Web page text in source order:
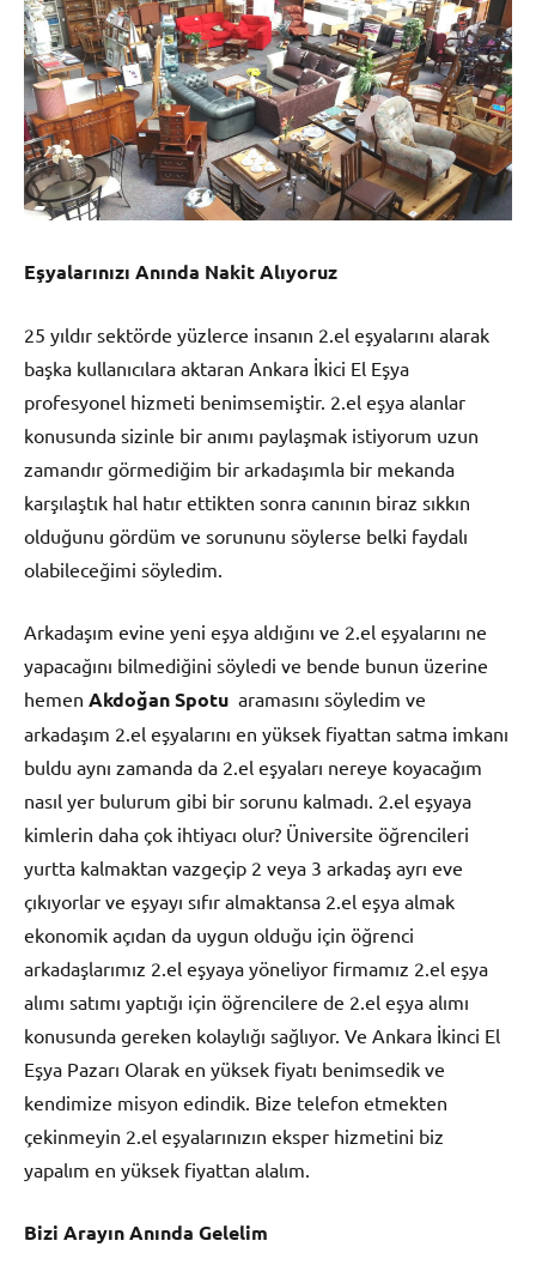
Eşyalarınızı Anında Nakit Alıyoruz
25 yıldır sektörde yüzlerce insanın 2.el eşyalarını alarak
başka kullanıcılara aktaran Ankara İkici El Eşya
profesyonel hizmeti benimsemiştir. 2.el eşya alanlar
konusunda sizinle bir anımı paylaşmak istiyorum uzun
zamandır görmediğim bir arkadaşımla bir mekanda
karşılaştık hal hatır ettikten sonra canının biraz sıkkın
olduğunu gördüm ve sorununu söylerse belki faydalı
olabileceğimi söyledim.
Arkadaşım evine yeni eşya aldığını ve 2.el eşyalarını ne
yapacağını bilmediğini söyledi ve bende bunun üzerine
hemen Akdoğan Spotu aramasını söyledim ve
arkadaşım 2.el eşyalarını en yüksek fiyattan satma imkanı
buldu aynı zamanda da 2.el eşyaları nereye koyacağım
nasıl yer bulurum gibi bir sorunu kalmadı. 2.el eşyaya
kimlerin daha çok ihtiyacı olur? Üniversite öğrencileri
yurtta kalmaktan vazgeçip 2 veya 3 arkadaş ayrı eve
çıkıyorlar ve eşyayı sıfır almaktansa 2.el eşya almak
ekonomik açıdan da uygun olduğu için öğrenci
arkadaşlarımız 2.el eşyaya yöneliyor firmamız 2.el eşya
alımı satımı yaptığı için öğrencilere de 2.el eşya alımı
konusunda gereken kolaylığı sağlıyor. Ve Ankara İkinci El
Eşya Pazarı Olarak en yüksek fiyatı benimsedik ve
kendimize misyon edindik. Bize telefon etmekten
çekinmeyin 2.el eşyalarınızın eksper hizmetini biz
yapalım en yüksek fiyattan alalım.
Bizi Arayın Anında Gelelim